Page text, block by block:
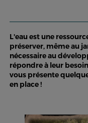
L'eau est une
préserver, même au
nécessaire au
répondre à leur
vous présente
en place !